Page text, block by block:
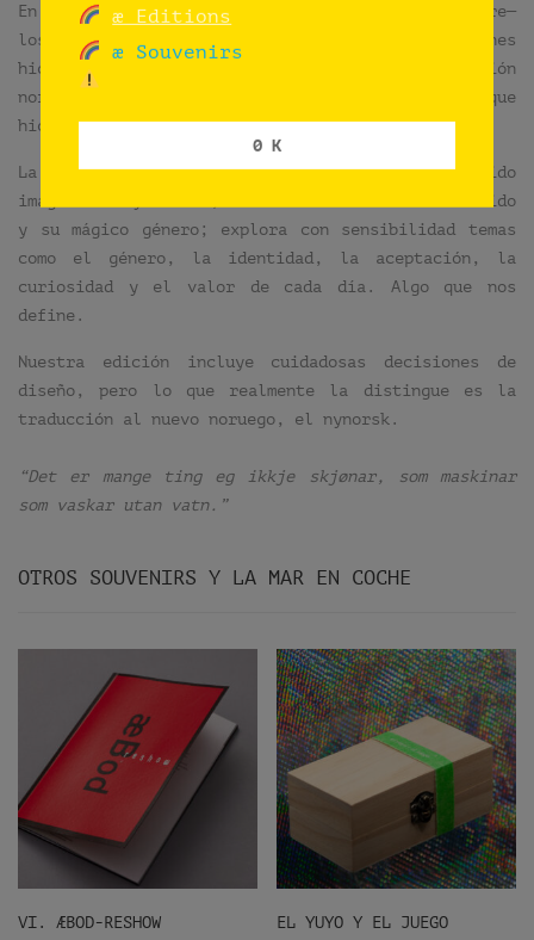
En honor a toda el agua que ha pasado bajo —y sobre—
los puentes desde entonces, acordamos con quienes
hicieron posible el libro editar una versión
noruega, sin fines de lucro, como todo lo que
hicimos y todo lo que haremos.
La historia sigue a un niño en un recorrido
imaginativo y tierno, centrado en un hermoso vestido
y su mágico género; explora con sensibilidad temas
como el género, la identidad, la aceptación, la
curiosidad y el valor de cada día. Algo que nos
define.
Nuestra edición incluye cuidadosas decisiones de
diseño, pero lo que realmente la distingue es la
traducción al nuevo noruego, el nynorsk.
“Det er mange ting eg ikkje skjønar, som maskinar
som vaskar utan vatn.”
OTROS SOUVENIRS Y LA MAR EN COCHE
VI. ÆBOD-RESHOW EL YUYO Y EL JUEGO
æ Editions
æ Souvenirs
0 K